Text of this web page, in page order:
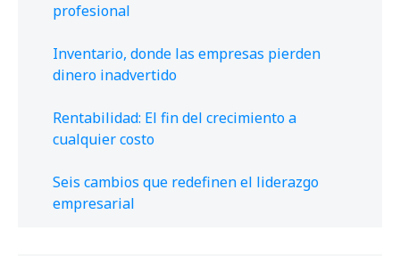
profesional
Inventario, donde las empresas pierden
dinero inadvertido
Rentabilidad: El fin del crecimiento a
cualquier costo
Seis cambios que redefinen el liderazgo
empresarial